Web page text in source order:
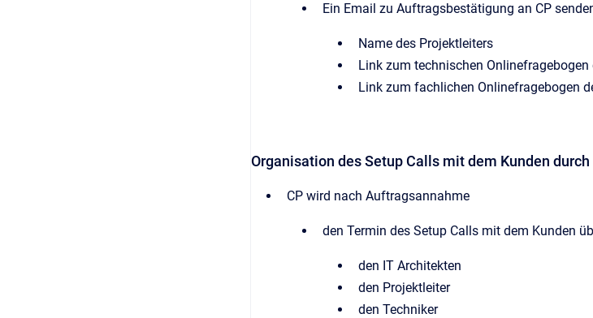
Ein Email zu Auftragsbestätigung an CP
Name des Projektleiters
Link zum technischen Onlinefragebogen
Link zum fachlichen Onlinefragebogen
Organisation des Setup Calls mit dem Kunden durch
CP wird nach Auftragsannahme
den Termin des Setup Calls mit dem Kunden
den IT Architekten
den Projektleiter
den Techniker